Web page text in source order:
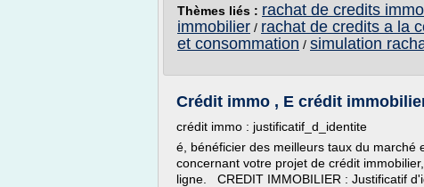
Thèmes liés : rachat de credits
immobilier / rachat de credits a la
et consommation / simulation
Crédit immo , E crédit
crédit immo : justificatif_d_identite
é, bénéficier des meilleurs taux du
concernant votre projet de crédit
ligne. CREDIT IMMOBILIER : Justificatif